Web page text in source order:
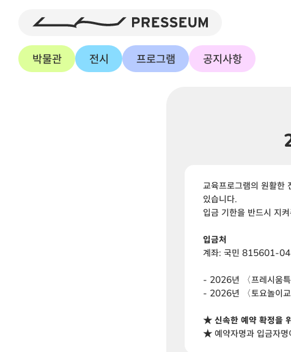
박물관 전시 프로그램 공지사항
교육프로그램의 원활한
있습니다.
입금 기한을 반드시 지
입금처
계좌: 국민 815601-
- 2026년 〈프레시움
- 2026년 〈토요놀이
★ 신속한 예약 확정을
★ 예약자명과 입금자